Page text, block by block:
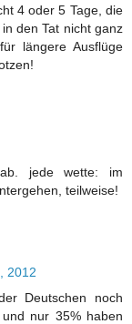
4 oder 5 Tage, die
den Tat nicht ganz
längere Ausflüge
jede wette: im
teilweise!
2012
Deutschen noch
nur 35% haben